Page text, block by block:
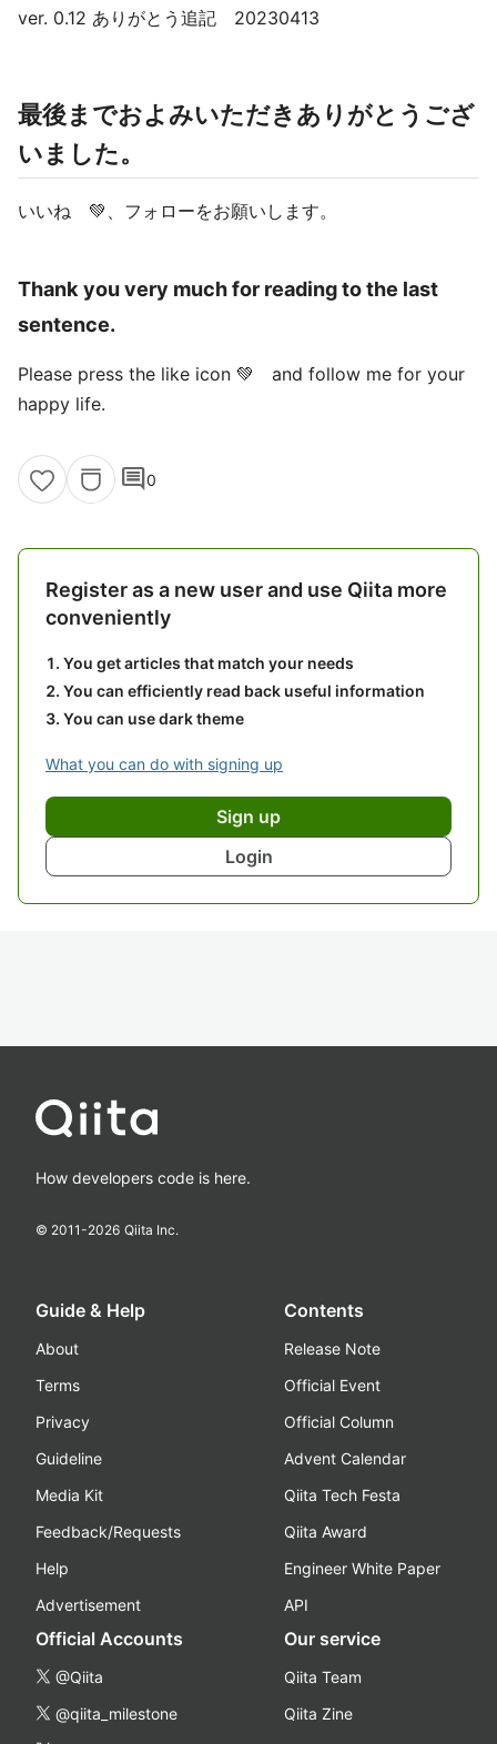
ver. 0.12 ありがとう追記 20230413
最後までおよみいただきありがとうござ
いました。
いいね 💚、フォローをお願いします。
Thank you very much for reading to the last
sentence.
Please press the like icon 💚 and follow me for your
happy life.
comment0
Register as a new user and use Qiita more
conveniently
You get articles that match your needs
You can efficiently read back useful information
You can use dark theme
What you can do with signing up
Sign up
Login
How developers code is here.
© 2011-2026 Qiita Inc.
Guide & Help
About
Terms
Privacy
Guideline
Media Kit
Feedback/Requests
Help
Advertisement
Contents
Release Note
Official Event
Official Column
Advent Calendar
Qiita Tech Festa
Qiita Award
Engineer White Paper
API
Official Accounts
@Qiita
@qiita_milestone
Our service
Qiita Team
Qiita Zine